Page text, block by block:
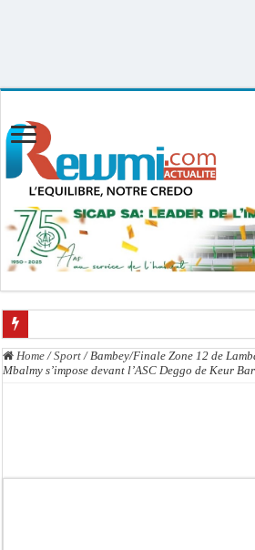
Chavirement d’une pirogue à Djibonker: une
Home / Sport / Bambey/Finale Zone 12 de
Mbalmy s’impose devant l’ASC Deggo de Keur